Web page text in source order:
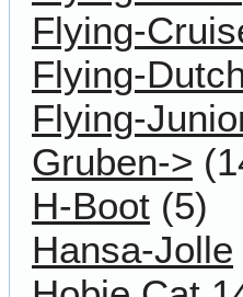
Flying-
Flying-
Flying-
Gruben->
H-Boot (5)
Hansa-Jolle